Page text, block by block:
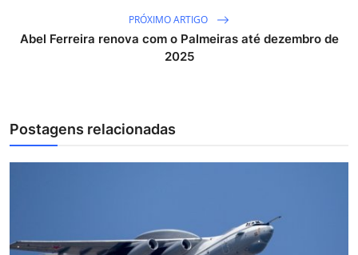
PRÓXIMO ARTIGO
Abel Ferreira renova com o Palmeiras até dezembro de
2025
Postagens relacionadas